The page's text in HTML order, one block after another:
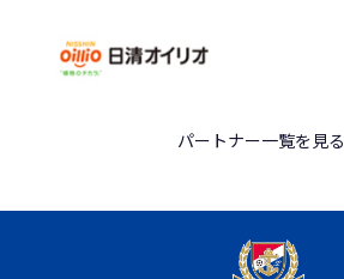
パートナー一覧を見る